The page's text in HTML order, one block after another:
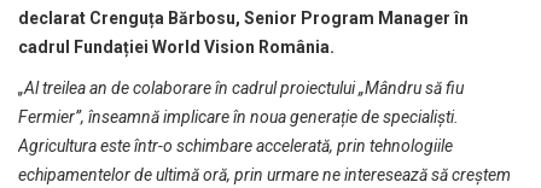
declarat Crenguța Bărbosu, Senior Program Manager în
cadrul Fundației World Vision România.
„Al treilea an de colaborare în cadrul proiectului „Mândru să fiu
Fermier”, înseamnă implicare în noua generație de specialiști.
Agricultura este într-o schimbare accelerată, prin tehnologiile
echipamentelor de ultimă oră, prin urmare ne interesează să creștem